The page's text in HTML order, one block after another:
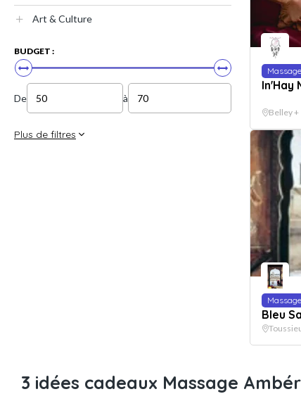
Art & Culture
BUDGET :
De à
Plus de filtres
Massage
In'Hay
Belley
Massage
Bleu
3 idées cadeaux Massage